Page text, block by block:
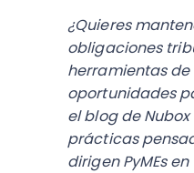
¿Quieres
obligaciones
herramientas de
oportunidades
el blog de
prácticas
dirigen PyMEs en